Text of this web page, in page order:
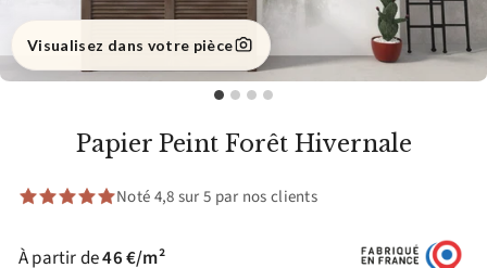
Visualisez dans votre pièce
Papier Peint Forêt Hivernale
Noté 4,8 sur 5 par nos clients
À partir de46 €/m²